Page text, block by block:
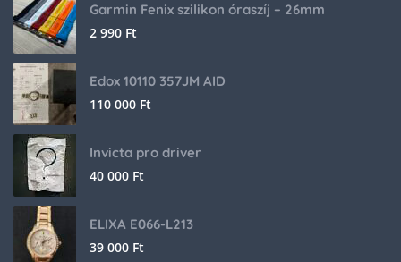
Garmin Fenix szilikon óraszíj – 26mm
2 990 Ft
Edox 10110 357JM AID
110 000 Ft
Invicta pro driver
40 000 Ft
ELIXA E066-L213
39 000 Ft